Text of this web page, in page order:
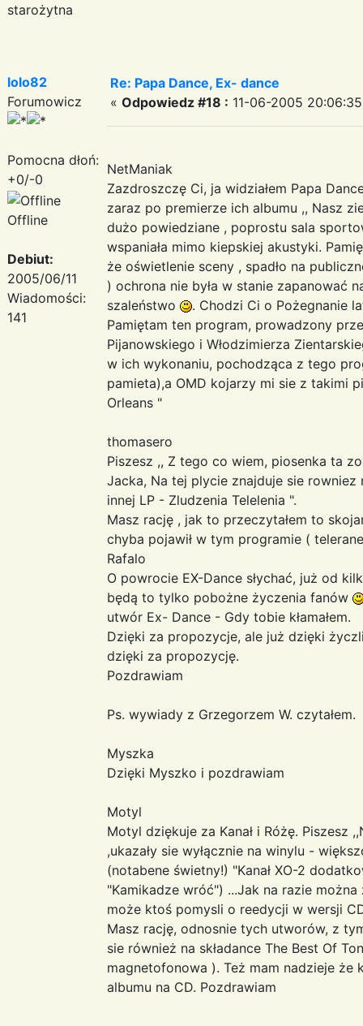
starożytna
lolo82
Forumowicz
Pomocna dłoń:
+0/-0
Offline
Debiut:
2005/06/11
Wiadomości:
141
Re: Papa Dance, Ex- dance
« Odpowiedz #18 : 11-06-2005
NetManiak
Zazdroszczę Ci, ja widziałem Papa
zaraz po premierze ich albumu ,, Nasz
dużo powiedziane , poprostu sala
wspaniała mimo kiepskiej akustyki.
że oświetlenie sceny , spadło na
) ochrona nie była w stanie zapanować
szaleństwo
. Chodzi Ci o Pożegnanie
Pamiętam ten program, prowadzony
Pijanowskiego i Włodzimierza
w ich wykonaniu, pochodząca z tego
pamieta),a OMD kojarzy mi sie z takimi
Orleans "
thomasero
Piszesz ,, Z tego co wiem, piosenka ta
Jacka, Na tej plycie znajduje sie
innej LP - Zludzenia Telelenia ".
Masz rację , jak to przeczytałem to
chyba pojawił w tym programie (
Rafalo
O powrocie EX-Dance słychać, już od
będą to tylko pobożne życzenia fanów
utwór Ex- Dance - Gdy tobie kłamałem.
Dzięki za propozycje, ale już dzięki
dzięki za propozycję.
Pozdrawiam
Ps. wywiady z Grzegorzem W. czytałem.
Myszka
Dzięki Myszko i pozdrawiam
Motyl
Motyl dziękuje za Kanał i Różę. Piszesz
,ukazały sie wyłącznie na winylu -
(notabene świetny!) "Kanał XO-2
"Kamikadze wróć") ...Jak na razie
może ktoś pomysli o reedycji w wersji
Masz rację, odnosnie tych utworów, z
sie również na składance The Best Of
magnetofonowa ). Też mam nadzieje
albumu na CD. Pozdrawiam